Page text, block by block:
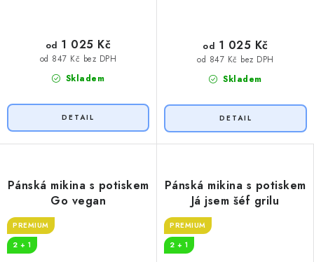
Skladem
od 847 Kč bez DPH
od 1 025 Kč
Skladem
od 847 Kč bez DPH
od 1 025 Kč
Pánská mikina s potiskem
Go vegan
PREMIUM
2 + 1
Pánská mikina s potiskem
Já jsem šéf grilu
PREMIUM
2 + 1